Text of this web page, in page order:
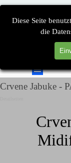
Diese Seite
die
Direkt zum
Crvene Jabuke -